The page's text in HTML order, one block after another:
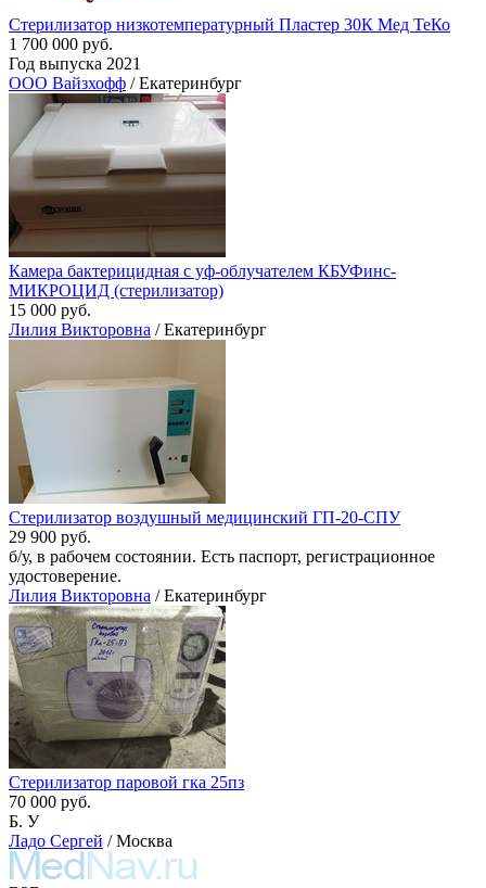
Стерилизатор низкотемпературный Пластер 30К Мед ТеКо
1 700 000 руб.
Год выпуска 2021
ООО Вайзхофф / Екатеринбург
Камера бактерицидная с уф-облучателем КБУФинс-
МИКРОЦИД (стерилизатор)
15 000 руб.
Лилия Викторовна / Екатеринбург
Стерилизатор воздушный медицинский ГП-20-СПУ
29 900 руб.
б/у, в рабочем состоянии. Есть паспорт, регистрационное
удостоверение.
Лилия Викторовна / Екатеринбург
Стерилизатор паровой гка 25пз
70 000 руб.
Б. У
Ладо Сергей / Москва